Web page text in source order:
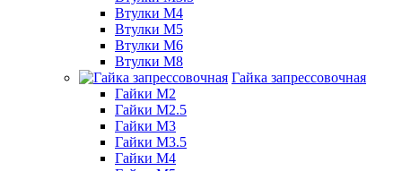
Втулки М4
Втулки М5
Втулки М6
Втулки М8
Гайка запрессовочная
Гайки М2
Гайки М2.5
Гайки М3
Гайки М3.5
Гайки М4